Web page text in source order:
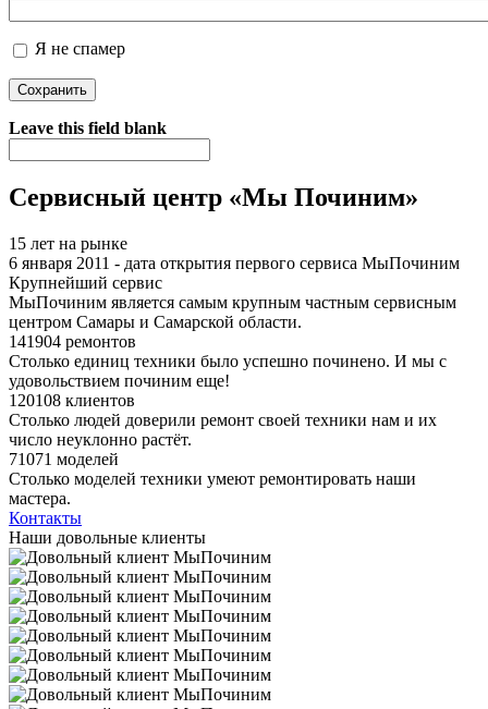
Я не спамер
Я спамер
Leave this field blank
Сервисный центр «Мы Починим»
15 лет на рынке
6 января 2011 - дата открытия первого сервиса МыПочиним
Крупнейший сервис
МыПочиним является самым крупным частным сервисным
центром Самары и Самарской области.
141904 ремонтов
Столько единиц техники было успешно починено. И мы с
удовольствием починим еще!
120108 клиентов
Столько людей доверили ремонт своей техники нам и их
число неуклонно растёт.
71071 моделей
Столько моделей техники умеют ремонтировать наши
мастера.
Контакты
Наши довольные клиенты